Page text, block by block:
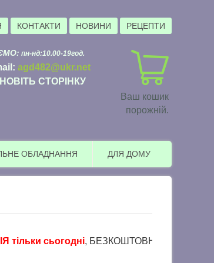
КОНТАКТИ НОВИНИ РЕЦЕПТИ
Ваш кошик
порожній.
пн-нд:10.00-19год.
agd482@ukr.net
СТОРІНКУ
ОБЛАДНАННЯ ДЛЯ ДОМУ
сьогодні, БЕЗКОШТОВНА доставка в